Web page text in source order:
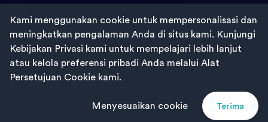
Nederlands
Português
Русский
Kebijakan cookie
© Signum International AG (2026). Hak cipta dilindungi Undang-
undang.
Kami menggunakan cookie untuk mempersonalisasi dan
meningkatkan pengalaman Anda di situs kami. Kunjungi
Kebijakan Privasi kami untuk mempelajari lebih lanjut
atau kelola preferensi pribadi Anda melalui Alat
Persetujuan Cookie kami.
Menyesuaikan cookie Terima